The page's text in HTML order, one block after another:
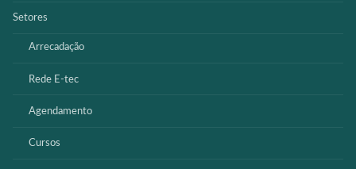
Setores
Arrecadação
Rede E-tec
Agendamento
Cursos